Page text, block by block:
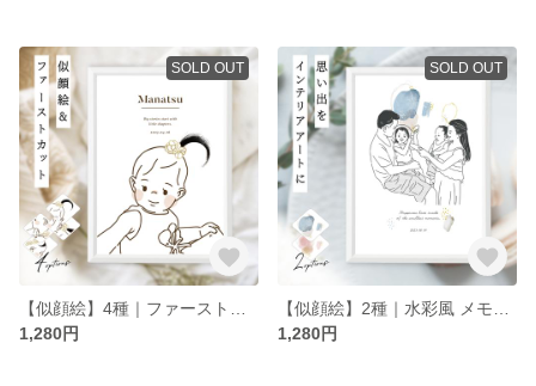
SOLD OUT
1,280円
SOLD OUT
1,280円